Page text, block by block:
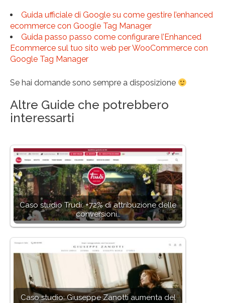
Guida ufficiale di Google su come gestire l’enhanced
ecommerce con Google Tag Manager
Guida passo passo come configurare l’Enhanced
Ecommerce sul tuo sito web per WooCommerce con
Google Tag Manager
Se hai domande sono sempre a disposizione
Altre Guide che potrebbero
interessarti
Caso studio Trudi: +72% di attribuzione delle
conversioni…
Caso studio: Giuseppe Zanotti aumenta del